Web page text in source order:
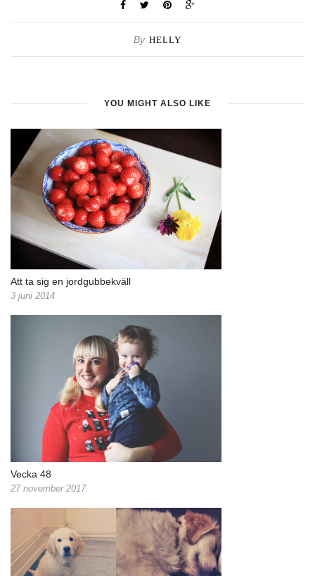
By HELLY
YOU MIGHT ALSO LIKE
Att ta sig en jordgubbekväll
3 juni 2014
Vecka 48
27 november 2017